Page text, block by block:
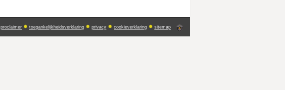
proclaimer toegankelijkheidsverklaring privacy cookieverklaring sitemap